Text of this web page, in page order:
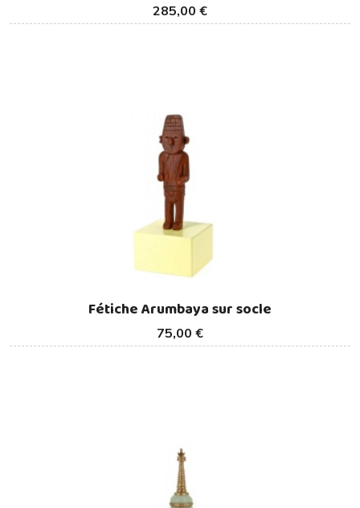
285,00 €
75,00 €
Fétiche Arumbaya sur socle